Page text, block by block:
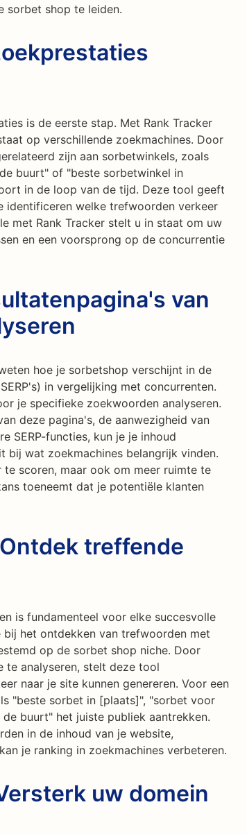
sorbet shop te leiden.
is de eerste stap. Met Rank Tracker
op verschillende zoekmachines. Door
zijn aan sorbetwinkels, zoals
buurt" of "beste sorbetwinkel in
in de loop van de tijd. Deze tool geeft
identificeren welke trefwoorden verkeer
met Rank Tracker stelt u in staat om uw
en een voorsprong op de concurrentie
van
hoe je sorbetshop verschijnt in de
in vergelijking met concurrenten.
je specifieke zoekwoorden analyseren.
deze pagina's, de aanwezigheid van
SERP-functies, kun je je inhoud
bij wat zoekmachines belangrijk vinden.
scoren, maar ook om meer ruimte te
toeneemt dat je potentiële klanten
treffende
is fundamenteel voor elke succesvolle
bij het ontdekken van trefwoorden met
op de sorbet shop niche. Door
te analyseren, stelt deze tool
naar je site kunnen genereren. Voor een
"beste sorbet in [plaats]", "sorbet voor
buurt" het juiste publiek aantrekken.
in de inhoud van je website,
je ranking in zoekmachines verbeteren.
uw domein